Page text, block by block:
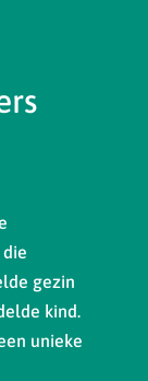
gezin
kind.
unieke